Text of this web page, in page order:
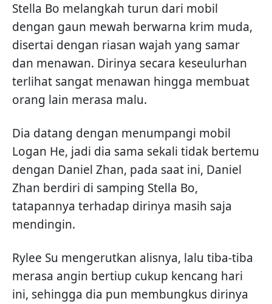
Stella Bo melangkah turun dari mobil
dengan gaun mewah berwarna krim muda,
disertai dengan riasan wajah yang samar
dan menawan. Dirinya secara keseulurhan
terlihat sangat menawan hingga membuat
orang lain merasa malu.
Dia datang dengan menumpangi mobil
Logan He, jadi dia sama sekali tidak bertemu
dengan Daniel Zhan, pada saat ini, Daniel
Zhan berdiri di samping Stella Bo,
tatapannya terhadap dirinya masih saja
mendingin.
Rylee Su mengerutkan alisnya, lalu tiba-tiba
merasa angin bertiup cukup kencang hari
ini, sehingga dia pun membungkus dirinya